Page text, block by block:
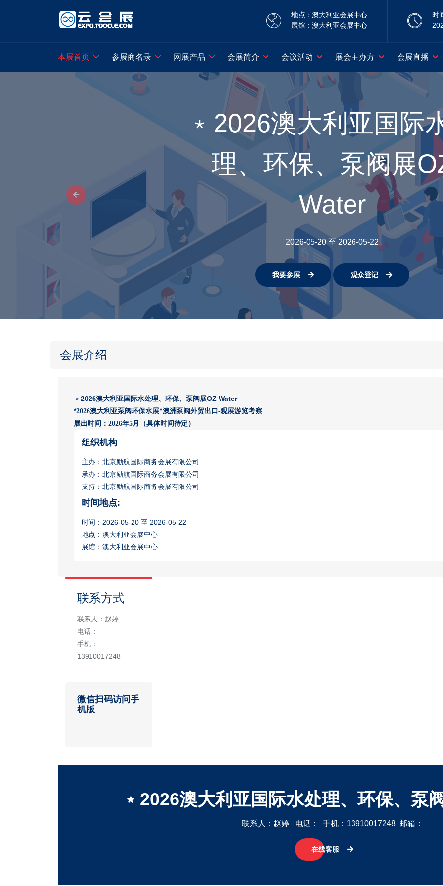
地点：澳大利亚会展中心
展馆：澳大利亚会展中心
时
本展首页 参展商名录 网展产品 会展简介 会议活动 展会主办方 会展直播
﹡2026澳大利亚国际
理、环保、泵阀展
Water
2026-05-20 至 2026-05-22
我要参展 观众登记
会展介绍
﹡ 2026澳大利亚国际水处理、 环保、 泵阀展OZ Water
*2026澳大利亚泵阀环保水展*澳洲泵阀外贸出口-观展游览考察
展出时间： 2026年5月（具体时间待定）
组织机构
主办：北京励航国际商务会展有限公司
承办：北京励航国际商务会展有限公司
支持：北京励航国际商务会展有限公司
时间地点:
时间：2026-05-20 至 2026-05-22
地点：澳大利亚会展中心
展馆：澳大利亚会展中心
联系方式
联系人：赵婷
电话：
手机：
13910017248
微信扫码访问手
机版
﹡2026澳大利亚国际水处理、环保、泵
联系人：赵婷 电话： 手机：13910017248 邮箱：
在线客服